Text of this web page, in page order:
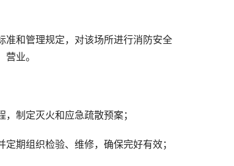
准和管理规定，对该场所进行消防安全
业。
制定灭火和应急疏散预案；
期组织检验、维修，确保完好有效；